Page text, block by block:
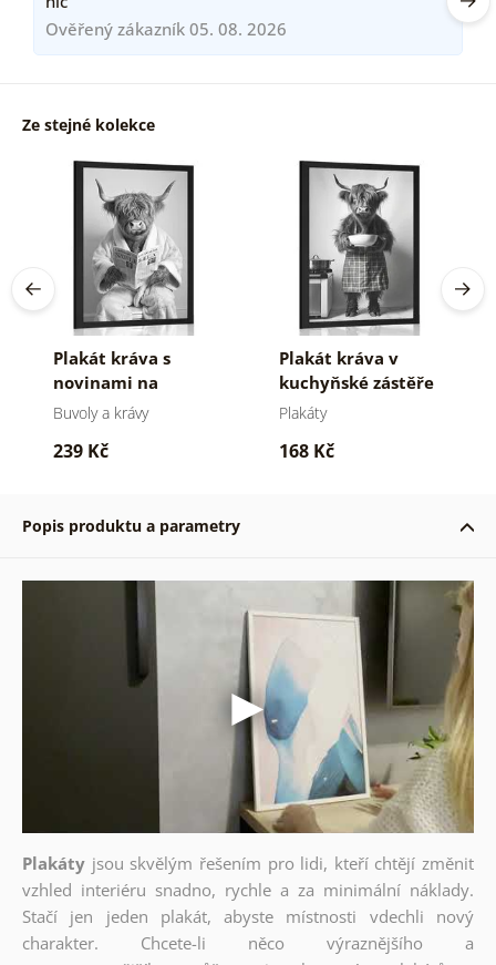
Ověřený zákazník 05. 08. 2026
Ze stejné kolekce
Plakát kráva s
novinami na
záchodě
Buvoly a krávy
239 Kč
Plakát kráva v
kuchyňské zástěře
Plakáty
168 Kč
Popis produktu a parametry
Plakáty jsou skvělým řešením pro lidi, kteří chtějí změnit
vzhled interiéru snadno, rychle a za minimální náklady.
Stačí jen jeden plakát, abyste místnosti vdechli nový
charakter. Chcete-li něco výraznějšího a